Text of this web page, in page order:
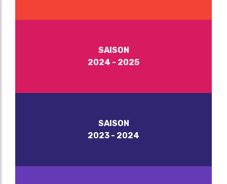
SAISON
2024 - 2025
SAISON
2023 - 2024